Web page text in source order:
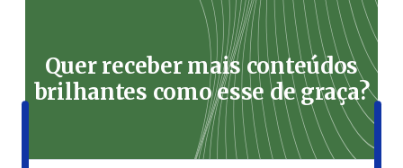
Quer receber mais conteúdos
brilhantes como esse de graça?